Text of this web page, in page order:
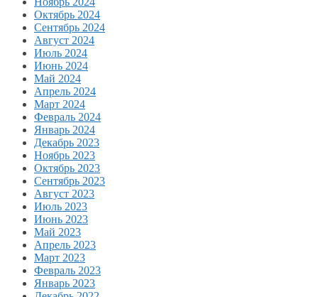
Октябрь 2024
Сентябрь 2024
Август 2024
Июль 2024
Июнь 2024
Май 2024
Апрель 2024
Март 2024
Февраль 2024
Январь 2024
Декабрь 2023
Ноябрь 2023
Октябрь 2023
Сентябрь 2023
Август 2023
Июль 2023
Июнь 2023
Май 2023
Апрель 2023
Март 2023
Февраль 2023
Январь 2023